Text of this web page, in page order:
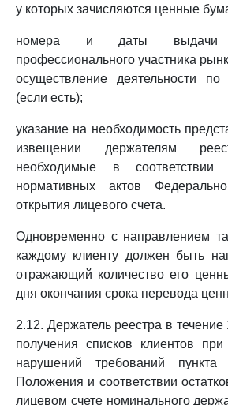
у которых зачисляются ценные
номера и даты выдачи
профессионального участника
осуществление деятельности
(если есть);
указание на необходимость
извещении держателям
необходимые в соответствии
нормативных актов
открытия лицевого счета.
Одновременно с направлением
каждому клиенту должен быть
отражающий количество его
дня окончания срока перевода
2.12. Держатель реестра в
получения списков клиентов
нарушений требований пункта
Положения и соответствии
лицевом счете номинального